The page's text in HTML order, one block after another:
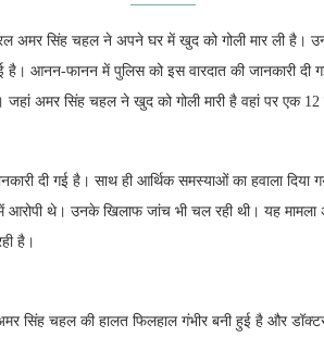
अमर सिंह चहल ने अपने घर में खुद को गोली मार ली है।
है। आनन-फानन में पुलिस को इस वारदात की जानकारी दी
जहां अमर सिंह चहल ने खुद को गोली मारी है वहां पर एक
दी गई है। साथ ही आर्थिक समस्याओं का हवाला दिया
आरोपी थे। उनके खिलाफ जांच भी चल रही थी। यह
है।
सिंह चहल की हालत फिलहाल गंभीर बनी हुई है और